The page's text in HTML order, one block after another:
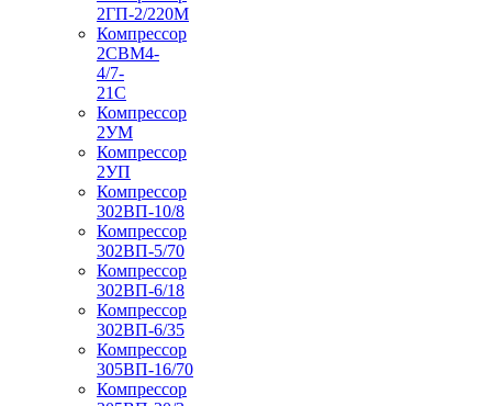
2ГП-2/220М
Компрессор
2СВМ4-
4/7-
21С
Компрессор
2УМ
Компрессор
2УП
Компрессор
302ВП-10/8
Компрессор
302ВП-5/70
Компрессор
302ВП-6/18
Компрессор
302ВП-6/35
Компрессор
305ВП-16/70
Компрессор